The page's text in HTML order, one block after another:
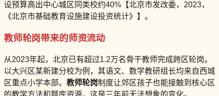
设预算高出中心城区同类校约40%【北京市发改委，2023，
《北京市基础教育设施建设投资统计》】。
教师轮岗带来的师资流动
从2023年起，北京已有超过1.2万名骨干教师完成跨区轮岗。
以大兴区某新建分校为例，其语文、数学教研组长均来自西城
区重点小学本部。 教师轮岗制度让郊区孩子也能接触到核心区
的教学方法和题库资源，这是三年前无法想象的变化。